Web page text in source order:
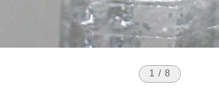
1 / 8